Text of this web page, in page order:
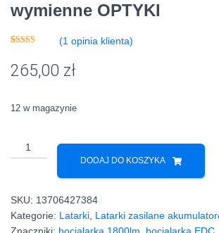
wymienne OPTYKI
podstawie
oceny klienta
(1opinia klienta)
265,00 zł
12 w magazynie
ilość
Bocialarka
1800lm
wymienne
DODAJ DO KOSZYKA
SKU: 13706427384
Kategorie: Latarki, Latarki zasilane